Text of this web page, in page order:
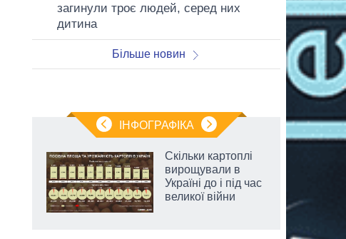
загинули троє людей, серед них
дитина
Більше новин
ІНФОГРАФІКА
Скільки картоплі
вирощували в
Україні до і під час
великої війни